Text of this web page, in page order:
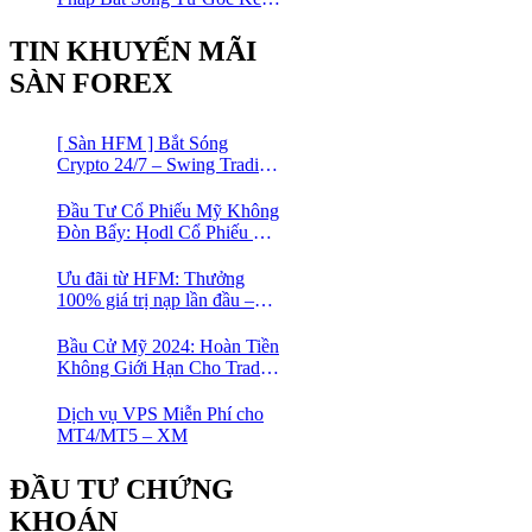
Cho Trader Forex
TIN KHUYẾN MÃI
SÀN FOREX
[ Sàn HFM ] Bắt Sóng
Crypto 24/7 – Swing Trading
1:1000
Đầu Tư Cổ Phiếu Mỹ Không
Đòn Bẩy: Hodl Cổ Phiếu Mỹ
Nhuận Đều Đều | cổ phiếu
CFD
Ưu đãi từ HFM: Thưởng
100% giá trị nạp lần đầu –
Thị Trường Ngay!
Bầu Cử Mỹ 2024: Hoàn Tiền
Không Giới Hạn Cho Trader
Dịch vụ VPS Miễn Phí cho
MT4/MT5 – XM
ĐẦU TƯ CHỨNG
KHOÁN